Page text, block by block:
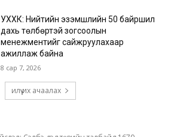
УХХК: Нийтийн эзэмшлийн 50 байршил
дахь төлбөртэй зогсоолын
менежментийг сайжруулахаар
ажиллаж байна
8 сар 7, 2026
илүү их ачаалах